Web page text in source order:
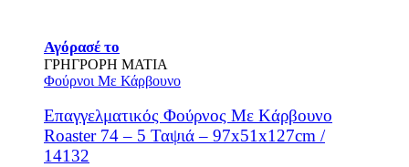
Αγόρασέ το
ΓΡΗΓΡΟΡΗ ΜΑΤΙΑ
Φούρνοι Με Κάρβουνο
Επαγγελματικός Φούρνος Mε Kάρβουνο
Roaster 74 – 5 Ταψιά – 97x51x127cm /
14132